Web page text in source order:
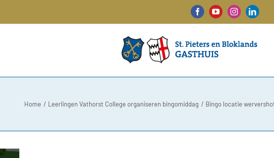
FacebookYouTubeInstagram
Home Leerlingen Vathorst College organiseren bingomiddag Bingo locatie